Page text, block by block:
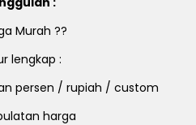
Murah ??
lengkap :
persen / rupiah / custom
harga